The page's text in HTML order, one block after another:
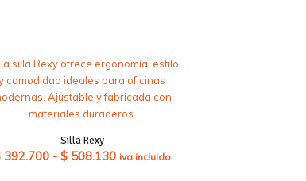
$ 299.880
Silla Rexy
392.700 - $508.130Rango
iva incluido